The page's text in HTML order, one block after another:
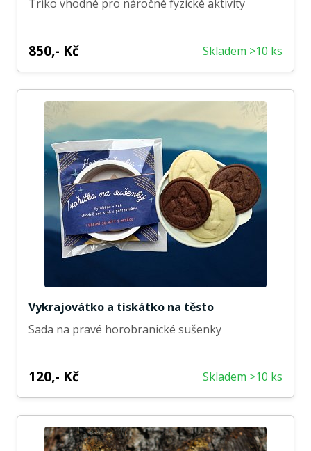
Triko vhodné pro náročné fyzické aktivity
850,- Kč Skladem >10 ks
Vykrajovátko a tiskátko na těsto
Sada na pravé horobranické sušenky
120,- Kč Skladem >10 ks